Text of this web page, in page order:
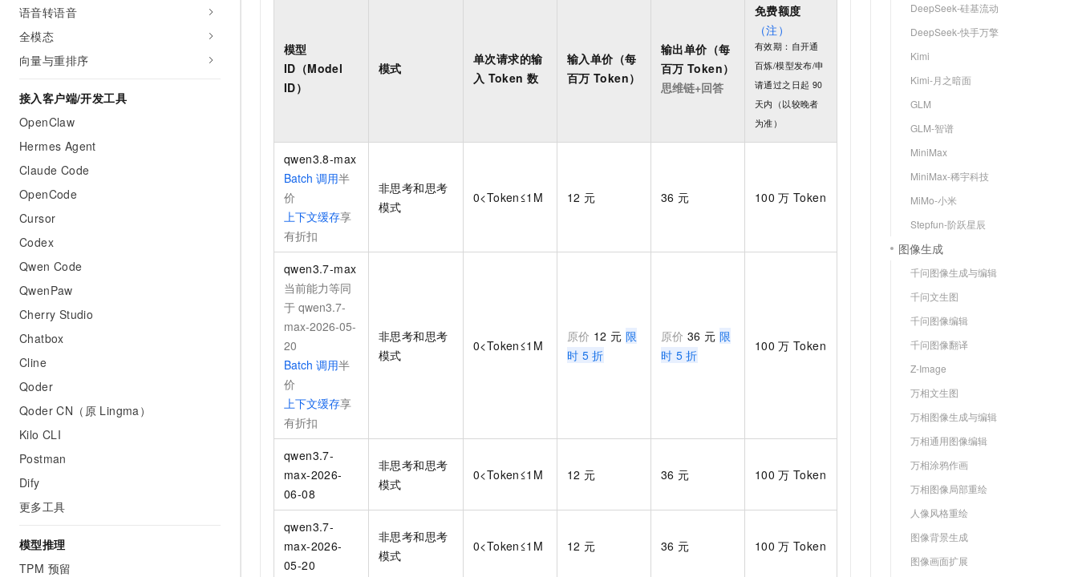
语音转语音
全模态
向量与重排序
接入客户端/开发工具
OpenClaw
Hermes Agent
Claude Code
OpenCode
Cursor
Codex
Qwen Code
QwenPaw
Cherry Studio
Chatbox
Cline
Qoder
Qoder CN（原 Lingma）
Kilo CLI
Postman
Dify
更多工具
模型推理
TPM 预留
模型
ID（Model
ID）
模式
单次请求的输
入 Token 数
输入单价（每
百万 Token）
输出单价（每
百万 Token）
思维链+回答
免费额度
（注）
有效期：自开通
百炼/模型发布/申
请通过之日起 90
天内（以较晚者
为准）
qwen3.8-max
Batch 调用半
价
上下文缓存享
有折扣
非思考和思考
模式
0<Token≤1M 12 元 36 元 100 万 Token
qwen3.7-max
当前能力等同
于 qwen3.7-
max-2026-05-
20
Batch 调用半
价
上下文缓存享
有折扣
非思考和思考
模式
0<Token≤1M
原价 12 元 限
时 5 折
原价 36 元 限
时 5 折
100 万 Token
qwen3.7-
max-2026-
06-08
非思考和思考
模式
0<Token≤1M 12 元 36 元 100 万 Token
qwen3.7-
max-2026-
05-20
非思考和思考
模式
0<Token≤1M 12 元 36 元 100 万 Token
DeepSeek-硅基流动
DeepSeek-快手万擎
Kimi
Kimi-月之暗面
GLM
GLM-智谱
MiniMax
MiniMax-稀宇科技
MiMo-小米
Stepfun-阶跃星辰
图像生成
千问图像生成与编辑
千问文生图
千问图像编辑
千问图像翻译
Z-Image
万相文生图
万相图像生成与编辑
万相通用图像编辑
万相涂鸦作画
万相图像局部重绘
人像风格重绘
图像背景生成
图像画面扩展